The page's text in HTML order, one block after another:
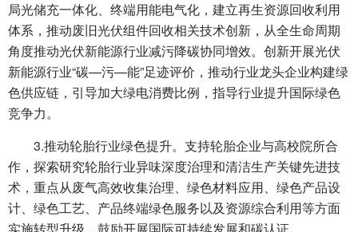
局光储充一体化、终端用能电气化，建立再生资源回收利用
体系，推动废旧光伏组件回收相关技术创新，从全生命周期
角度推动光伏新能源行业减污降碳协同增效。创新开展光伏
新能源行业“碳—污—能”足迹评价，推动行业龙头企业构建绿
色供应链，引导加大绿电消费比例，指导行业提升国际绿色
竞争力。
3.推动轮胎行业绿色提升。支持轮胎企业与高校院所合
作，探索研究轮胎行业异味深度治理和清洁生产关键先进技
术，重点从废气高效收集治理、绿色材料应用、绿色产品设
计、绿色工艺、产品终端绿色服务以及资源综合利用等方面